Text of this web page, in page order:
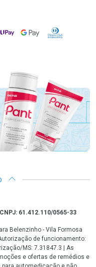
Google PayDiners Club
61.412.110/0565-33
Belenzinho - Vila Formosa
de funcionamento:
MS: 7.31847.3 | As
e ofertas de remédios e